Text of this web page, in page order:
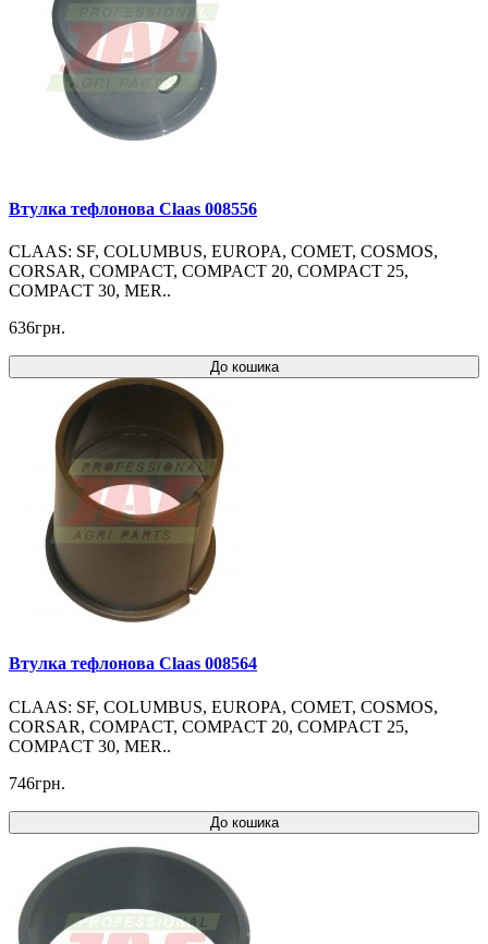
Втулка тефлонова Claas 008556
CLAAS: SF, COLUMBUS, EUROPA, COMET, COSMOS,
CORSAR, COMPACT, COMPACT 20, COMPACT 25,
COMPACT 30, MER..
636грн.
До кошика
Втулка тефлонова Claas 008564
CLAAS: SF, COLUMBUS, EUROPA, COMET, COSMOS,
CORSAR, COMPACT, COMPACT 20, COMPACT 25,
COMPACT 30, MER..
746грн.
До кошика